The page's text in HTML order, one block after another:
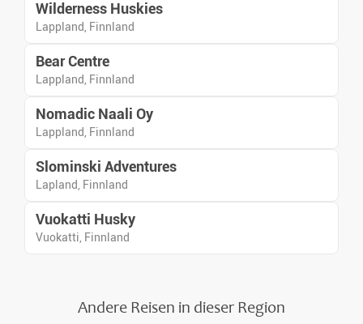
Wilderness Huskies
Lappland, Finnland
Bear Centre
Lappland, Finnland
Nomadic Naali Oy
Lappland, Finnland
Slominski Adventures
Lapland, Finnland
Vuokatti Husky
Vuokatti, Finnland
Andere Reisen in dieser Region